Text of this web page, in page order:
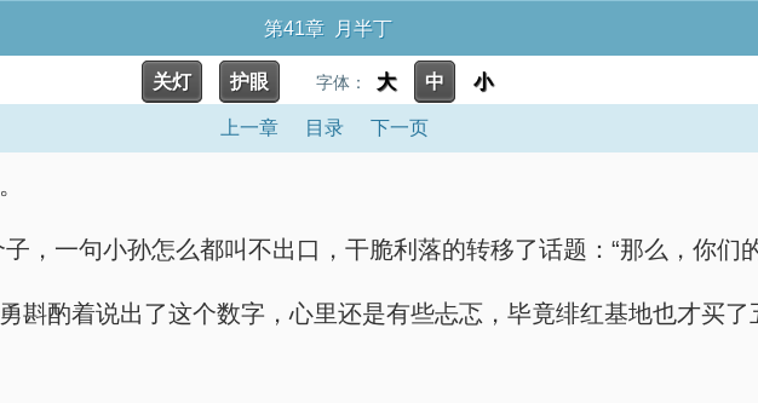
第41章 月半丁
关灯 护眼 字体： 大 中 小
上一章 目录 下一页
，一句小孙怎么都叫不出口，干脆利落的转移了话题：“那么，你们
斟酌着说出了这个数字，心里还是有些忐忑，毕竟绯红基地也才买